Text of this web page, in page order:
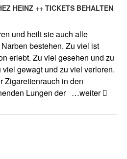
HEINZ ++ TICKETS BEHALTEN
und heilt sie auch alle
bestehen. Zu viel ist
erlebt. Zu viel gesehen und zu
gewagt und zu viel verloren.
Zigarettenrauch in den
Lungen der …weiter